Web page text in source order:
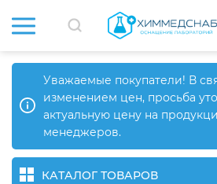
Уважаемые покупатели! В
изменением цен, просьба
актуальную цену на
менеджеров.
КАТАЛОГ ТОВАРОВ